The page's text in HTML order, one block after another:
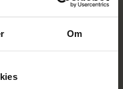
Om
ME Lilla Chakra